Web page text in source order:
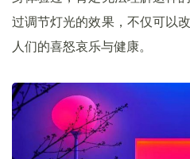
过调节灯光的效果，不仅可以
人们的喜怒哀乐与健康。